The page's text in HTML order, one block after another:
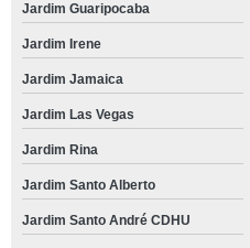
Jardim Guaripocaba
Jardim Irene
Jardim Jamaica
Jardim Las Vegas
Jardim Rina
Jardim Santo Alberto
Jardim Santo André CDHU